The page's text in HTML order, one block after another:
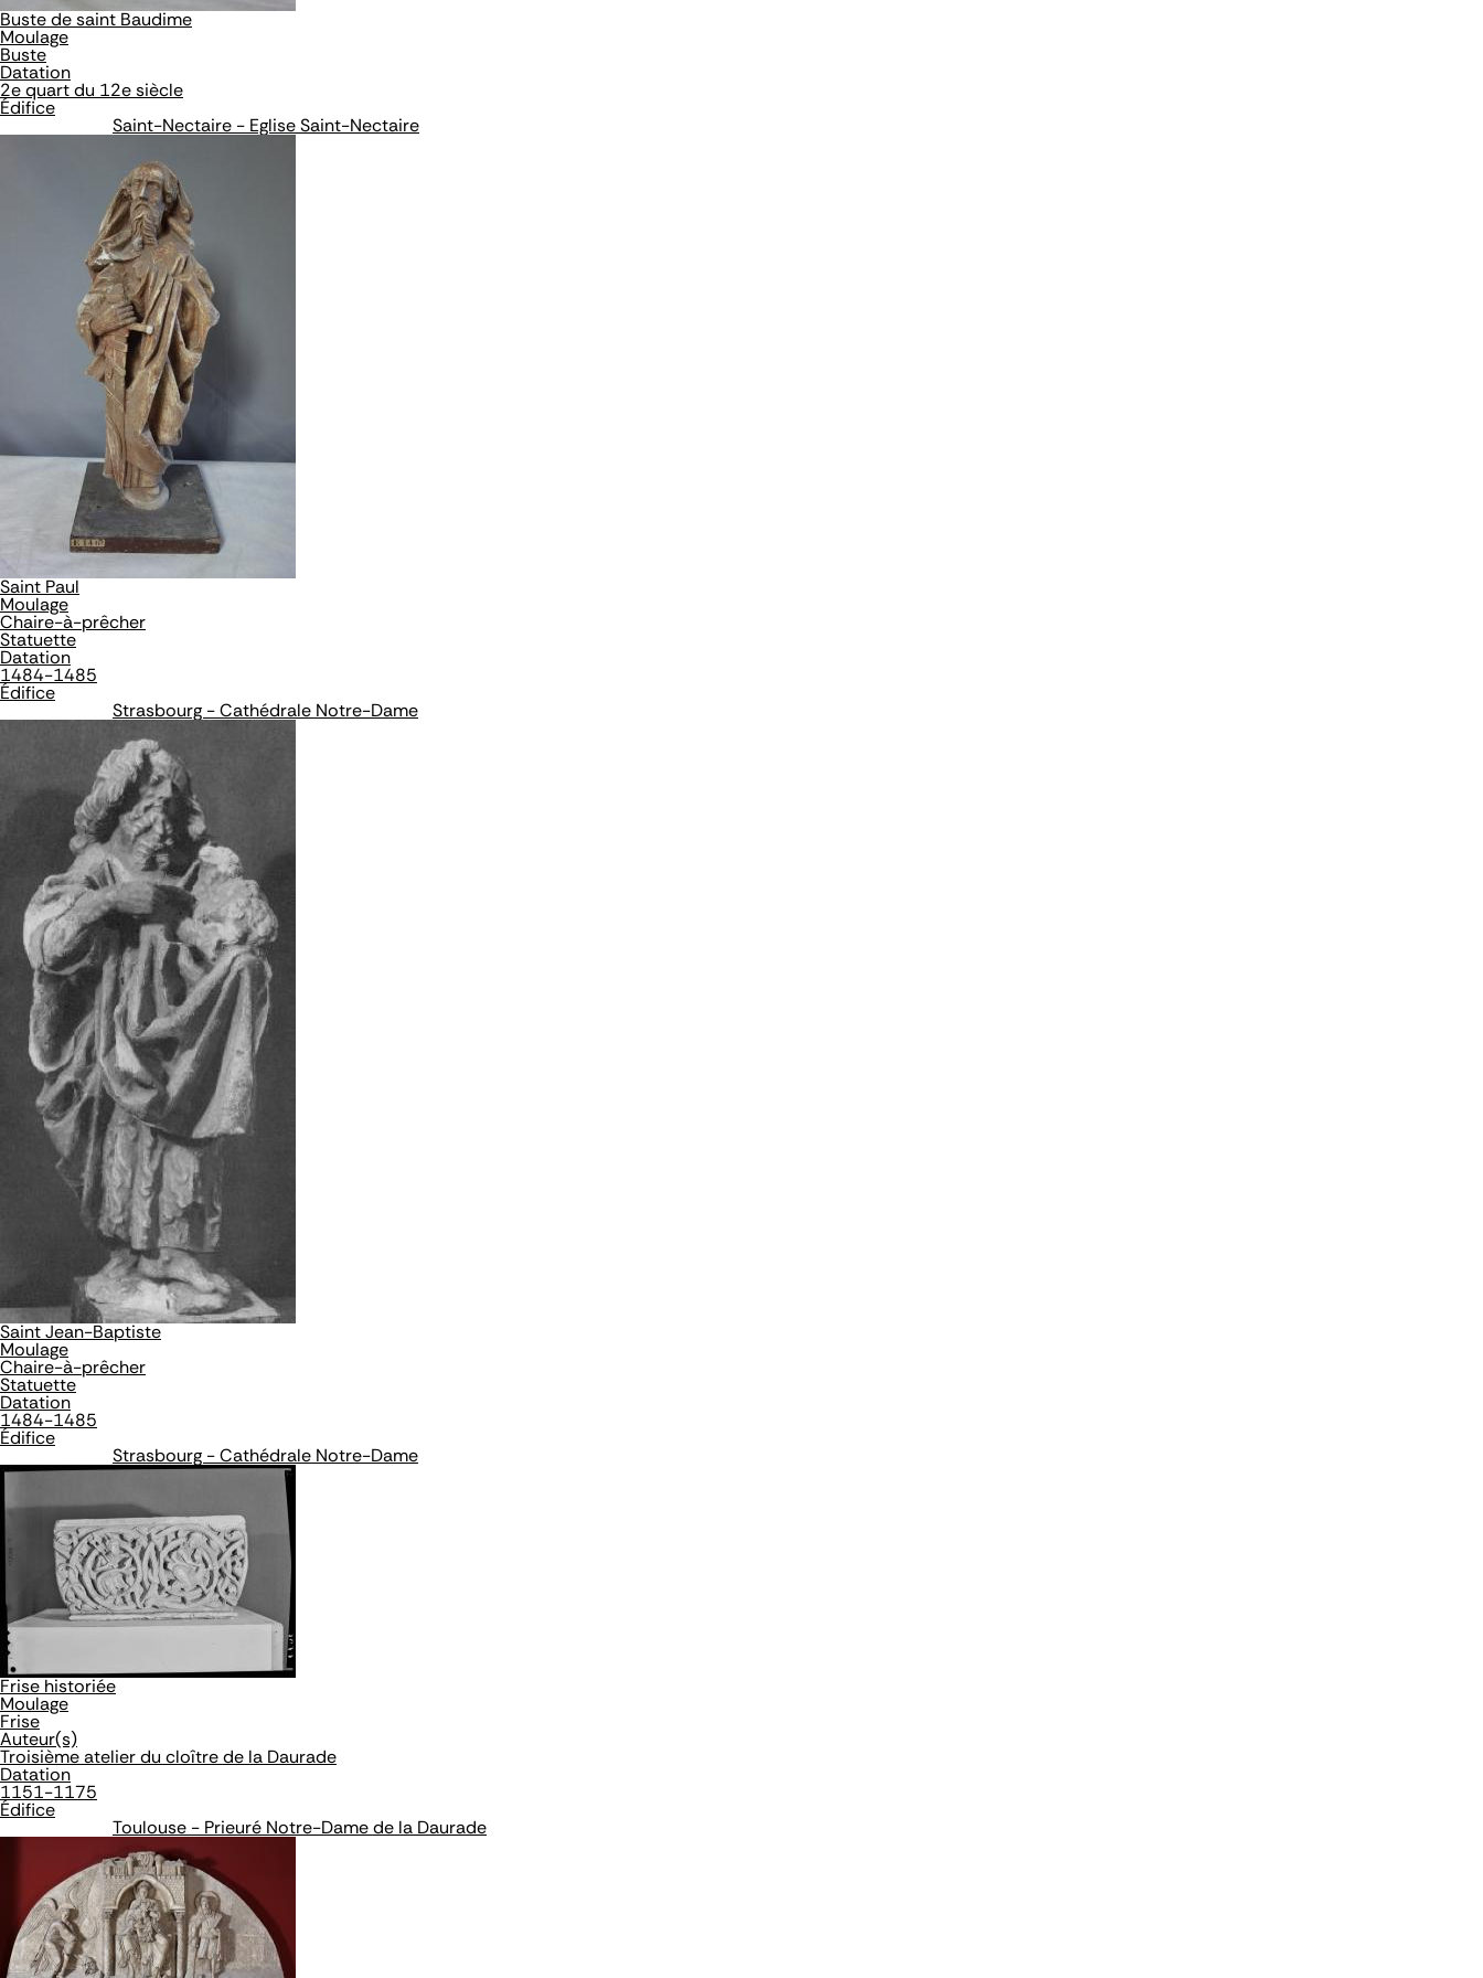
Buste de saint Baudime
Moulage
Buste
Datation
2e quart du 12e siècle
Édifice
Saint-Nectaire - Eglise Saint-Nectaire
Saint Paul
Moulage
Chaire-à-prêcher
Statuette
Datation
1484-1485
Édifice
Strasbourg - Cathédrale Notre-Dame
Saint Jean-Baptiste
Moulage
Chaire-à-prêcher
Statuette
Datation
1484-1485
Édifice
Strasbourg - Cathédrale Notre-Dame
Frise historiée
Moulage
Frise
Auteur(s)
Troisième atelier du cloître de la Daurade
Datation
1151-1175
Édifice
Toulouse - Prieuré Notre-Dame de la Daurade